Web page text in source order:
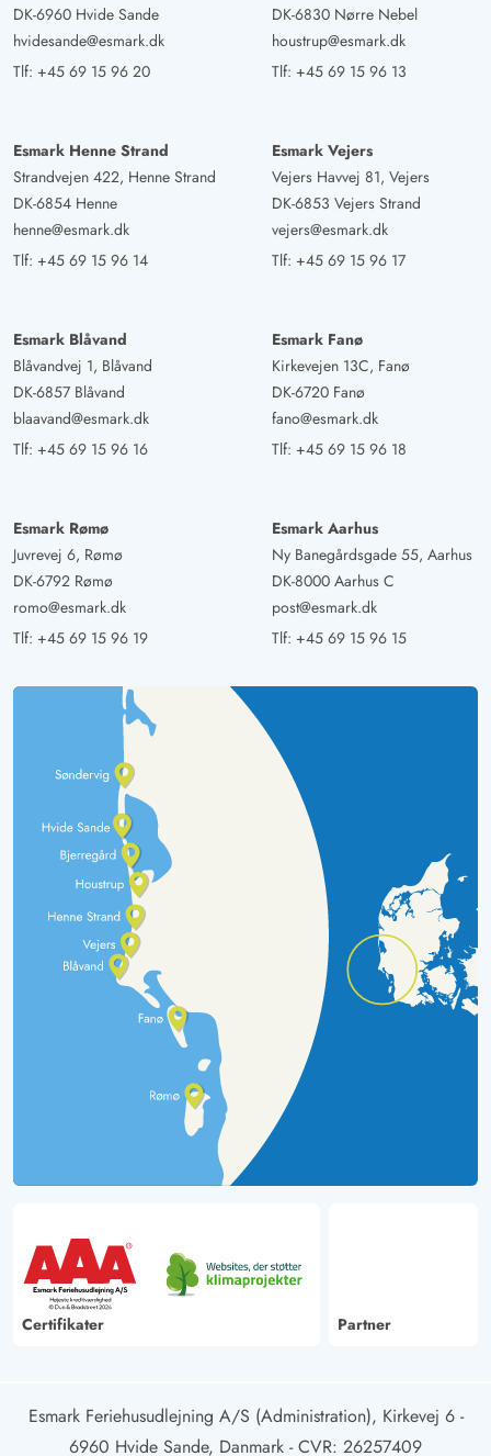
DK-6960 Hvide Sande
hvidesande@esmark.dk
Tlf: +45 69 15 96 20
DK-6830 Nørre Nebel
houstrup@esmark.dk
Tlf: +45 69 15 96 13
Esmark Henne Strand
Strandvejen 422, Henne Strand
DK-6854 Henne
henne@esmark.dk
Tlf: +45 69 15 96 14
Esmark Vejers
Vejers Havvej 81, Vejers
DK-6853 Vejers Strand
vejers@esmark.dk
Tlf: +45 69 15 96 17
Esmark Blåvand
Blåvandvej 1, Blåvand
DK-6857 Blåvand
blaavand@esmark.dk
Tlf: +45 69 15 96 16
Esmark Fanø
Kirkevejen 13C, Fanø
DK-6720 Fanø
fano@esmark.dk
Tlf: +45 69 15 96 18
Esmark Rømø
Juvrevej 6, Rømø
DK-6792 Rømø
romo@esmark.dk
Tlf: +45 69 15 96 19
Esmark Aarhus
Ny Banegårdsgade 55, Aarhus
DK-8000 Aarhus C
post@esmark.dk
Tlf: +45 69 15 96 15
Certifikater Partner
Esmark Feriehusudlejning A/S (Administration), Kirkevej 6 -
6960 Hvide Sande, Danmark - CVR: 26257409